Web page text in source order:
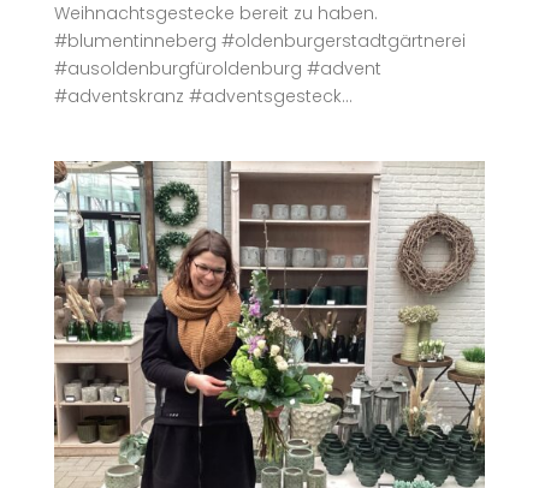
Weihnachtsgestecke bereit zu haben.
#blumentinneberg #oldenburgerstadtgärtnerei
#ausoldenburgfüroldenburg #advent
#adventskranz #adventsgesteck...